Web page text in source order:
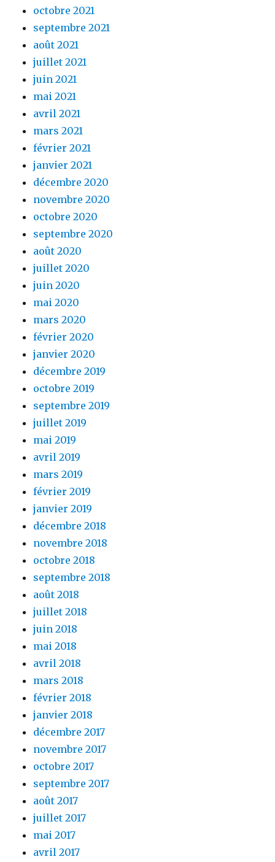
octobre 2021
septembre 2021
août 2021
juillet 2021
juin 2021
mai 2021
avril 2021
mars 2021
février 2021
janvier 2021
décembre 2020
novembre 2020
octobre 2020
septembre 2020
août 2020
juillet 2020
juin 2020
mai 2020
mars 2020
février 2020
janvier 2020
décembre 2019
octobre 2019
septembre 2019
juillet 2019
mai 2019
avril 2019
mars 2019
février 2019
janvier 2019
décembre 2018
novembre 2018
octobre 2018
septembre 2018
août 2018
juillet 2018
juin 2018
mai 2018
avril 2018
mars 2018
février 2018
janvier 2018
décembre 2017
novembre 2017
octobre 2017
septembre 2017
août 2017
juillet 2017
mai 2017
avril 2017